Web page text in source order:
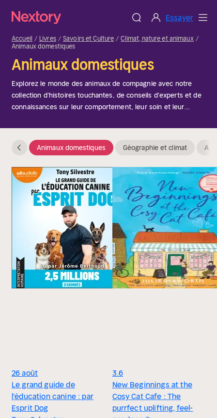
Essayer
Accueil Livres Savoirs et Culture
Climat, nature et animaux
Animaux domestiques
Animaux domestiques
Explorez le monde des animaux de compagnie avec notre
collection d'histoires touchantes, de conseils d'experts et de
connaissances sur leur comportement, leur soin et leur
Animaux domestiques Géographie et climat
26 août
Le grand guide de
l'éducation canine : par
Esprit Dog
3.6
New Beginnings at the
Cosy Cat Cafe : The
purrfect uplifting, feel-